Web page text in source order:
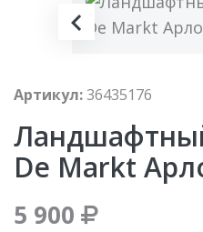
Артикул:36435176
De Markt
5 900